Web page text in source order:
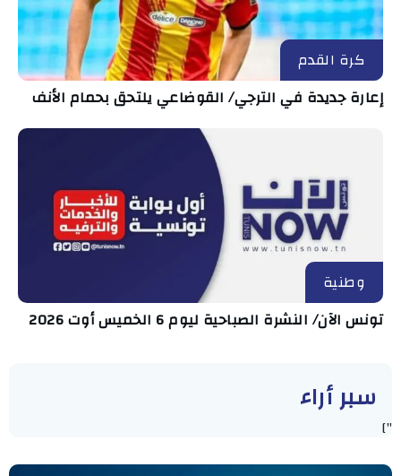
كرة القدم
إعارة جديدة في الترجي/ القوضاعي يلتحق بحمام الأنف
وطنية
تونس الآن/ النشرة الصباحية ليوم 6 الخميس أوت 2026
سبر أراء
"]